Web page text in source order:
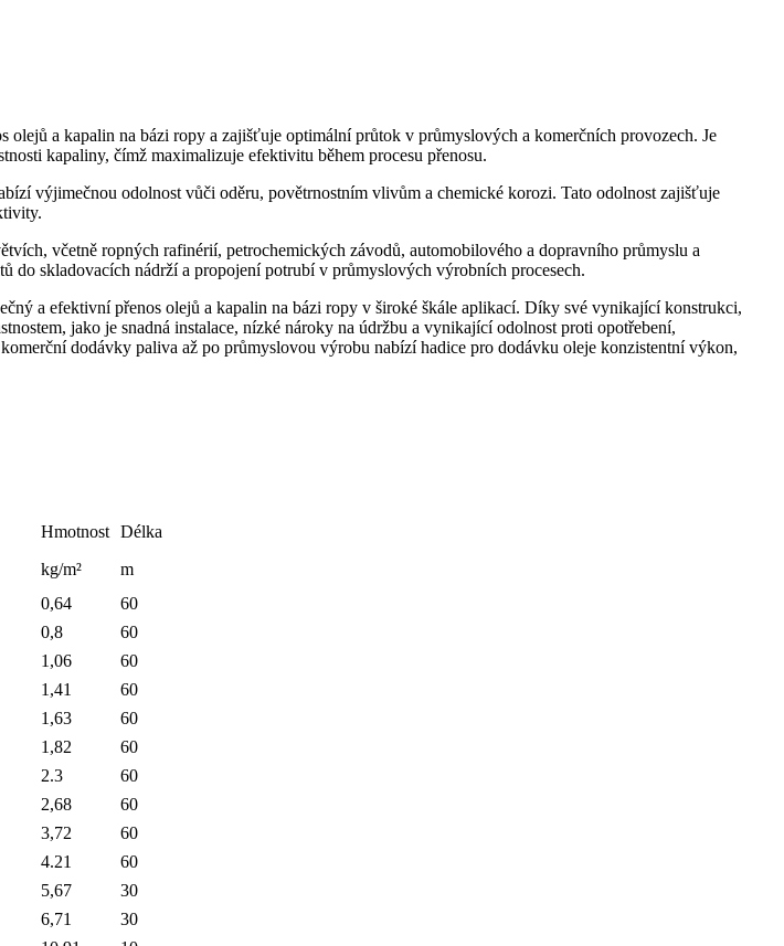
a kapalin na bázi ropy a zajišťuje optimální průtok v průmyslových a komerčních provozech. Je
kapaliny, čímž maximalizuje efektivitu během procesu přenosu.
výjimečnou odolnost vůči oděru, povětrnostním vlivům a chemické korozi. Tato odolnost zajišťuje
včetně ropných rafinérií, petrochemických závodů, automobilového a dopravního průmyslu a
do skladovacích nádrží a propojení potrubí v průmyslových výrobních procesech.
a efektivní přenos olejů a kapalin na bázi ropy v široké škále aplikací. Díky své vynikající konstrukci,
jako je snadná instalace, nízké nároky na údržbu a vynikající odolnost proti opotřebení,
dodávky paliva až po průmyslovou výrobu nabízí hadice pro dodávku oleje konzistentní výkon,
Hmotnost Délka
kg/m²
m
0,64
60
0,8
60
1,06
60
1,41
60
1,63
60
1,82
60
2.3
60
2,68
60
3,72
60
4.21
60
5,67
30
6,71
30